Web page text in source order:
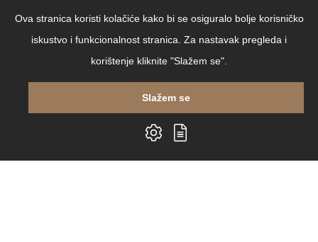
Linkedin
Ova stranica koristi kolačiće kako bi se osiguralo bolje korisničko
iskustvo i funkcionalnost stranica. Za nastavak pregleda i
korištenje kliknite "Slažem se".
Slažem se